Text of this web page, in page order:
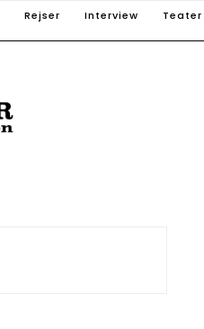
Rejser Interview Teater